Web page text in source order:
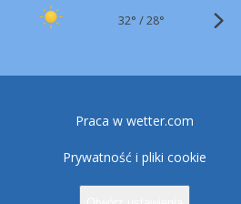
32° /28°
Praca w wetter.com
Prywatność i pliki cookie